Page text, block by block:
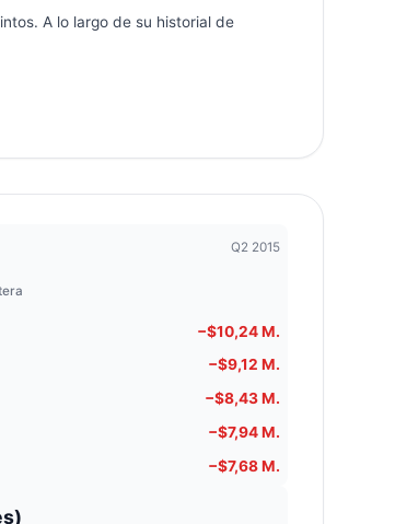
A lo largo de su historial de
Q2 2015
−$10,24 M.
−$9,12 M.
−$8,43 M.
−$7,94 M.
−$7,68 M.